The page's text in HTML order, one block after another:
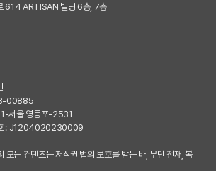
614 ARTISAN 빌딩 6층, 7층
00885
서울 영등포-2531
호 : J1204020230009
든 컨텐츠는 저작권 법의 보호를 받는 바, 무단 전재, 복